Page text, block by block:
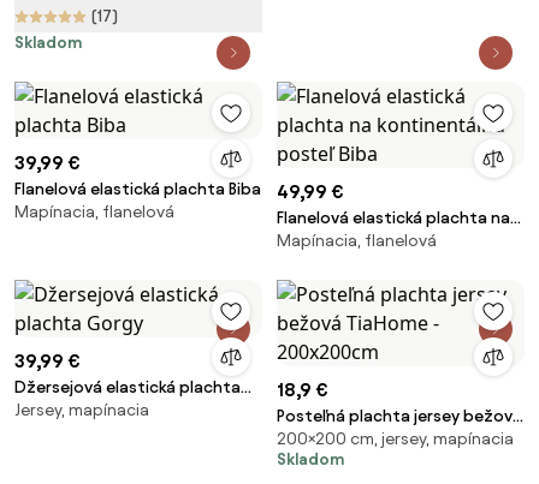
(17)
Skladom
39,99 €
Flanelová elastická plachta Biba
Mapínacia, flanelová
49,99 €
Flanelová elastická plachta na
kontinentálnu posteľ Biba
Mapínacia, flanelová
39,99 €
Džersejová elastická plachta
Gorgy
Jersey, mapínacia
18,9 €
Posteľná plachta jersey bežová
TiaHome - 200x200cm
200×200 cm, jersey, mapínacia
Skladom